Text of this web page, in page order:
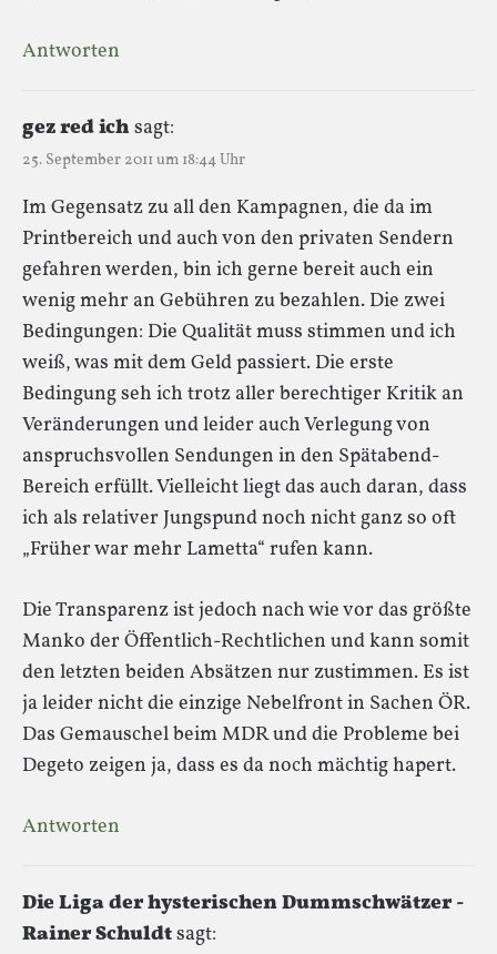
Antworten
gez red ich sagt:
25. September 2011 um 18:44 Uhr
Im Gegensatz zu all den Kampagnen, die da im
Printbereich und auch von den privaten Sendern
gefahren werden, bin ich gerne bereit auch ein
wenig mehr an Gebühren zu bezahlen. Die zwei
Bedingungen: Die Qualität muss stimmen und ich
weiß, was mit dem Geld passiert. Die erste
Bedingung seh ich trotz aller berechtiger Kritik an
Veränderungen und leider auch Verlegung von
anspruchsvollen Sendungen in den Spätabend-
Bereich erfüllt. Vielleicht liegt das auch daran, dass
ich als relativer Jungspund noch nicht ganz so oft
„Früher war mehr Lametta“ rufen kann.
Die Transparenz ist jedoch nach wie vor das größte
Manko der Öffentlich-Rechtlichen und kann somit
den letzten beiden Absätzen nur zustimmen. Es ist
ja leider nicht die einzige Nebelfront in Sachen ÖR.
Das Gemauschel beim MDR und die Probleme bei
Degeto zeigen ja, dass es da noch mächtig hapert.
Antworten
Die Liga der hysterischen Dummschwätzer -
Rainer Schuldtsagt: